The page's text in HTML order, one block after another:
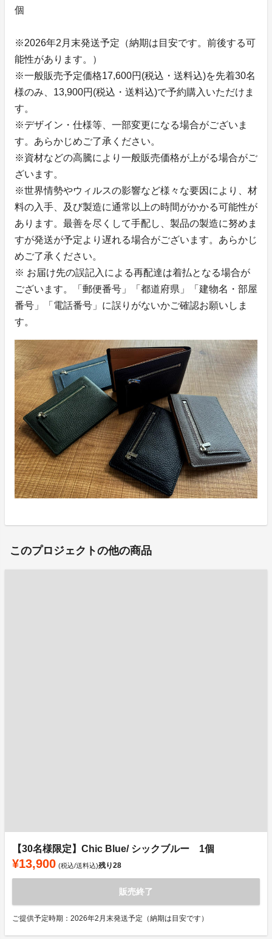
個
※2026年2月末発送予定（納期は目安です。前後する可
能性があります。）
※一般販売予定価格17,600円(税込・送料込)を先着30名
様のみ、13,900円(税込・送料込)で予約購入いただけま
す。
※デザイン・仕様等、一部変更になる場合がございま
す。あらかじめご了承ください。
※資材などの高騰により一般販売価格が上がる場合がご
ざいます。
※世界情勢やウィルスの影響など様々な要因により、材
料の入手、及び製造に通常以上の時間がかかる可能性が
あります。最善を尽くして手配し、製品の製造に努めま
すが発送が予定より遅れる場合がございます。あらかじ
めご了承ください。
※ お届け先の誤記入による再配達は着払となる場合が
ございます。「郵便番号」「都道府県」「建物名・部屋
番号」「電話番号」に誤りがないかご確認お願いしま
す。
このプロジェクトの他の商品
【30名様限定】Chic Blue/ シックブルー 1個
¥13,900 (税込/送料込)残り28
販売終了
ご提供予定時期：2026年2月末発送予定（納期は目安です）